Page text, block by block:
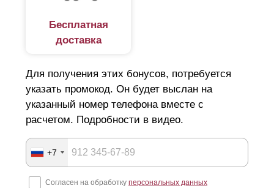
Бесплатная
доставка
Для получения этих бонусов, потребуется
указать промокод. Он будет выслан на
указанный номер телефона вместе с
расчетом. Подробности в видео.
+7
Согласен на обработку персональных данных